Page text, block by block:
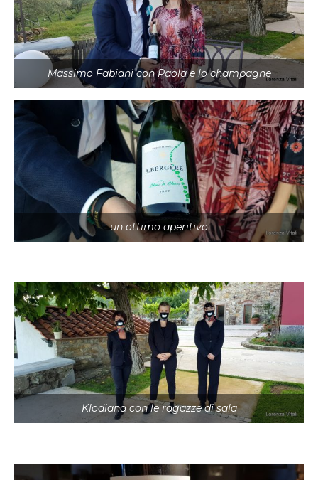
Massimo Fabiani con Paola e lo champagne
un ottimo aperitivo
Klodiana con le ragazze di sala